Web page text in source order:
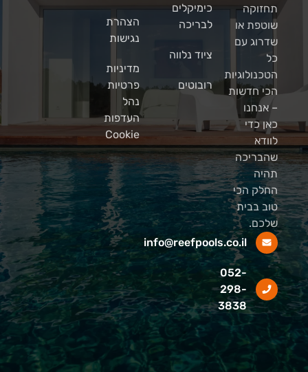
תחזוקה
שוטפת או
שדרוג עם
כל
הטכנולוגיות
הכי חדשות
– אנחנו
כאן כדי
לוודא
שהבריכה
תהיה
החלק הכי
טוב בבית
שלכם.
info@reefpools.co.il
052-
298-
3838
כימיקלים
לבריכה
ציוד נלווה
רובוטים
הצהרת
נגישות
מדיניות
פרטיות
נהל
העדפות
Cookie